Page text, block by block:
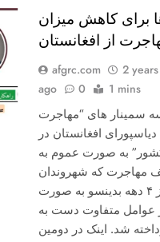
برای کاهش میزان
از افغانستان
afgrc.com
2 years
ago
0 1 mins
سمینار های “مهاجرت
افغانستان در
به صورت عموم به
مهاجرت که شهروندان
افغانستان از ۴ دهه بدینسو به صورت
عوامل متفاوت دست به
شد. اینک در دومین